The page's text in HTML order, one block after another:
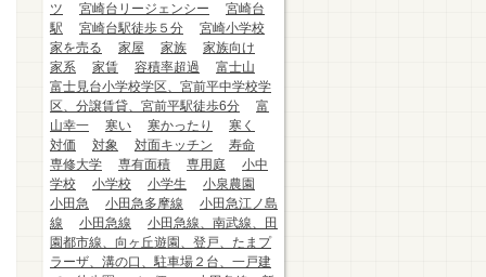
ツ
宮崎台リージェンシー
宮崎台
駅
宮崎台駅徒歩５分
宮崎小学校
家を売る
家屋 家族
家族向け
家系
家賃 容積率超過
富士山
富士見台小学校学区、宮前平中学校学
区、分譲賃貸、宮前平駅徒歩6分
富
山幸一
寒い 寒かったり
寒く
対価
対象 対面キッチン
寿命
専修大学
専有面積 専用庭
小中
学校
小学校 小学生
小泉農園
小田急
小田急多摩線
小田急江ノ島
線
小田急線
小田急線、南武線、田
園都市線、向ヶ丘遊園、登戸、たまプ
ラーザ、溝の口、駐車場２台、一戸建